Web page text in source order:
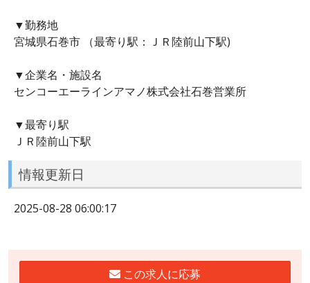
▼勤務地
宮城県石巻市 （最寄り駅：ＪＲ陸前山下駅)
▼企業名・施設名
センコーエーラインアマノ株式会社石巻営業所
▼最寄り駅
ＪＲ陸前山下駅
情報更新日
2025-08-28 06:00:17
この求人に応募